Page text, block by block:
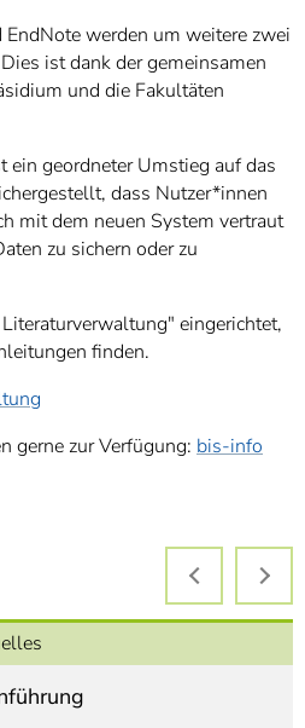
zurwerden um weitere zwei
ist dank der gemeinsamen
und die Fakultäten
ein geordneter Umstieg auf das
dass Nutzer*innen
mit dem neuen System vertraut
zu sichern oder zu
eingerichtet,
finden.
gerne zur Verfügung: bis-info